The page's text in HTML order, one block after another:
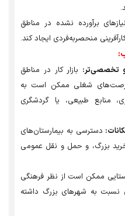
نشده در مناطق
ایجاد کند.
بازار کار در مناطق
شغلی ممکن است به
طبیعی، یا گردشگری
به بیمارستان‌های
و حمل و نقل عمومی
است از نظر فرهنگی
شهرهای بزرگ داشته